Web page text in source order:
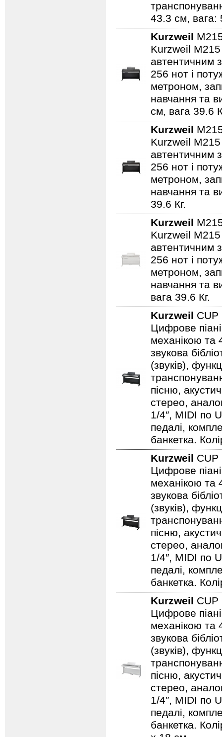
43.3 см, вага:
Kurzweil
Kurzweil
автентичним
256 нот і
метроном,
навчання та
см, вага 39.6
Kurzweil
Kurzweil
автентичним
256 нот і
метроном,
навчання та
39.6 Кг.
Kurzweil
Kurzweil
автентичним
256 нот і
метроном,
навчання та
вага 39.6 Кг.
Kurzweil
Цифрове
механікою та
звукова
(звуків),
пісню,
стерео,
1/4″, MIDI по
педалі,
банкетка.
Kurzweil
Цифрове
механікою та
звукова
(звуків),
пісню,
стерео,
1/4″, MIDI по
педалі,
банкетка.
Kurzweil
Цифрове
механікою та
звукова
(звуків),
пісню,
стерео,
1/4″, MIDI по
педалі,
банкетка.